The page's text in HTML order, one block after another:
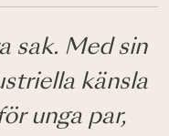
sak. Med sin
känsla
unga par,